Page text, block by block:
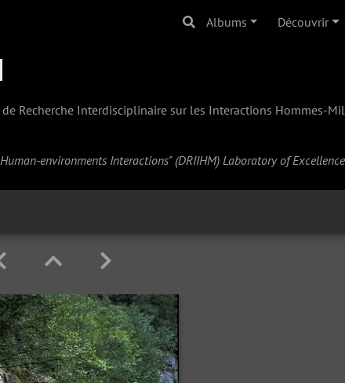
Albums Découvrir
Recherche Interdisciplinaire sur les Interactions Hommes-
environments Interactions" (DRIIHM) Laboratory of